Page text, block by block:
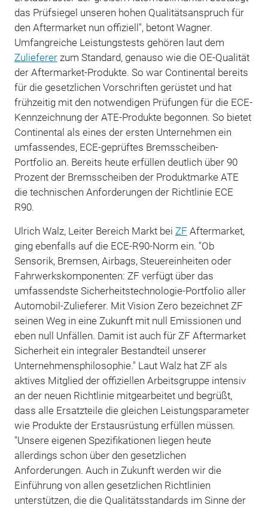
das Prüfsiegel unseren hohen Qualitätsanspruch für
den Aftermarket nun offiziell", betont Wagner.
Umfangreiche Leistungstests gehören laut dem
Zuliefererzum Standard, genauso wie die OE-Qualität
der Aftermarket-Produkte. So war Continental bereits
für die gesetzlichen Vorschriften gerüstet und hat
frühzeitig mit den notwendigen Prüfungen für die ECE-
Kennzeichnung der ATE-Produkte begonnen. So bietet
Continental als eines der ersten Unternehmen ein
umfassendes, ECE-geprüftes Bremsscheiben-
Portfolio an. Bereits heute erfüllen deutlich über 90
Prozent der Bremsscheiben der Produktmarke ATE
die technischen Anforderungen der Richtlinie ECE
R90.
Ulrich Walz, Leiter Bereich Markt bei ZF Aftermarket,
ging ebenfalls auf die ECE-R90-Norm ein. "Ob
Sensorik, Bremsen, Airbags, Steuereinheiten oder
Fahrwerkskomponenten: ZF verfügt über das
umfassendste Sicherheitstechnologie-Portfolio aller
Automobil-Zulieferer. Mit Vision Zero bezeichnet ZF
seinen Weg in eine Zukunft mit null Emissionen und
eben null Unfällen. Damit ist auch für ZF Aftermarket
Sicherheit ein integraler Bestandteil unserer
Unternehmensphilosophie." Laut Walz hat ZF als
aktives Mitglied der offiziellen Arbeitsgruppe intensiv
an der neuen Richtlinie mitgearbeitet und begrüßt,
dass alle Ersatzteile die gleichen Leistungsparameter
wie Produkte der Erstausrüstung erfüllen müssen.
"Unsere eigenen Spezifikationen liegen heute
allerdings schon über den gesetzlichen
Anforderungen. Auch in Zukunft werden wir die
Einführung von allen gesetzlichen Richtlinien
unterstützen, die die Qualitätsstandards im Sinne der